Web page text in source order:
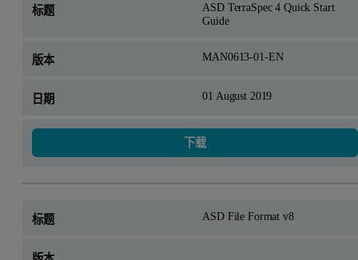
ASD TerraSpec 4 Quick Start
Guide
MAN0613-01-EN
01 August 2019
下载
ASD File Format v8